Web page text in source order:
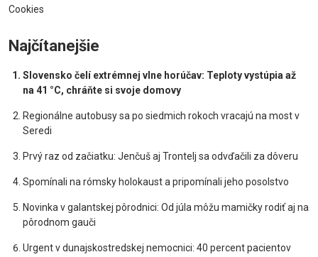
Cookies
Najčítanejšie
Slovensko čelí extrémnej vlne horúčav: Teploty vystúpia až
na 41 °C, chráňte si svoje domovy
Regionálne autobusy sa po siedmich rokoch vracajú na most v
Seredi
Prvý raz od začiatku: Jenčuš aj Trontelj sa odvďačili za dôveru
Spomínali na rómsky holokaust a pripomínali jeho posolstvo
Novinka v galantskej pôrodnici: Od júla môžu mamičky rodiť aj na
pôrodnom gauči
Urgent v dunajskostredskej nemocnici: 40 percent pacientov